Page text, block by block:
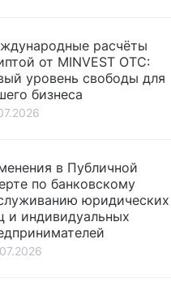
расчёты
от MINVEST OTC:
уровень свободы для
бизнеса
в Публичной
по банковскому
юридических
и индивидуальных